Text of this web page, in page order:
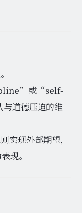
或“self-
道德压迫的维
实现外部期望，
现。